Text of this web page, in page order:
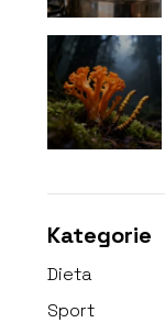
Kategorie
Dieta
Sport